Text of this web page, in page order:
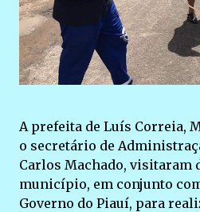
A prefeita de Luís Correia,
o secretário de
Carlos Machado, visitaram
município, em conjunto
Governo do Piauí, para